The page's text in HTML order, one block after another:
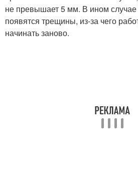
не превышает 5 мм. В ином
появятся трещины, из-за чего
начинать заново.